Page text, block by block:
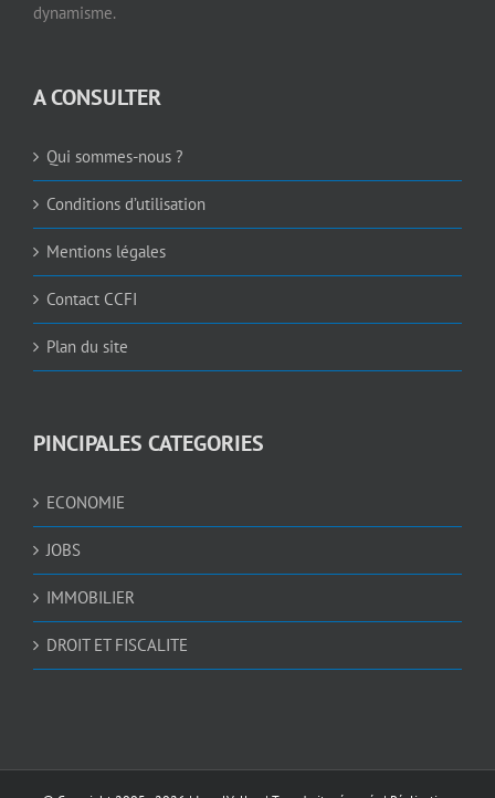
dynamisme.
A CONSULTER
Qui sommes-nous ?
Conditions d’utilisation
Mentions légales
Contact CCFI
Plan du site
PINCIPALES CATEGORIES
ECONOMIE
JOBS
IMMOBILIER
DROIT ET FISCALITE